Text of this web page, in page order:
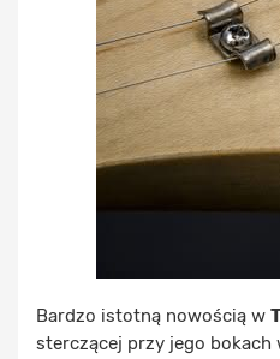
Bardzo istotną nowością w
sterczącej przy jego bokach